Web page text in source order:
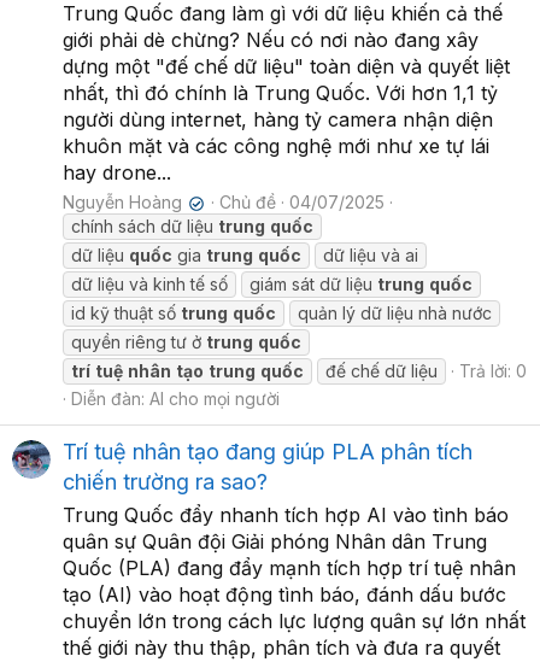
Trung Quốc đang làm gì với dữ liệu khiến cả thế
giới phải dè chừng? Nếu có nơi nào đang xây
dựng một "đế chế dữ liệu" toàn diện và quyết liệt
nhất, thì đó chính là Trung Quốc. Với hơn 1,1 tỷ
người dùng internet, hàng tỷ camera nhận diện
khuôn mặt và các công nghệ mới như xe tự lái
hay drone...
Nguyễn Hoàng ✔ Chủ đề
04/07/2025
chính sách dữ liệu trung quốc
dữ liệu quốc gia trung quốc
dữ liệu và ai
dữ liệu và kinh tế số
giám sát dữ liệu trung quốc
id kỹ thuật số trung quốc
quản lý dữ liệu nhà nước
quyền riêng tư ở trung quốc
trí tuệ nhân tạo trung quốc đế chế dữ liệu
Trả lời: 0
Diễn đàn: AI cho mọi người
Trí tuệ nhân tạo đang giúp PLA phân tích
chiến trường ra sao?
Trung Quốc đẩy nhanh tích hợp AI vào tình báo
quân sự Quân đội Giải phóng Nhân dân Trung
Quốc (PLA) đang đẩy mạnh tích hợp trí tuệ nhân
tạo (AI) vào hoạt động tình báo, đánh dấu bước
chuyển lớn trong cách lực lượng quân sự lớn nhất
thế giới này thu thập, phân tích và đưa ra quyết